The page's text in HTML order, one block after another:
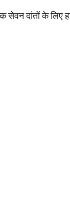
सेवन दांतों के लिए